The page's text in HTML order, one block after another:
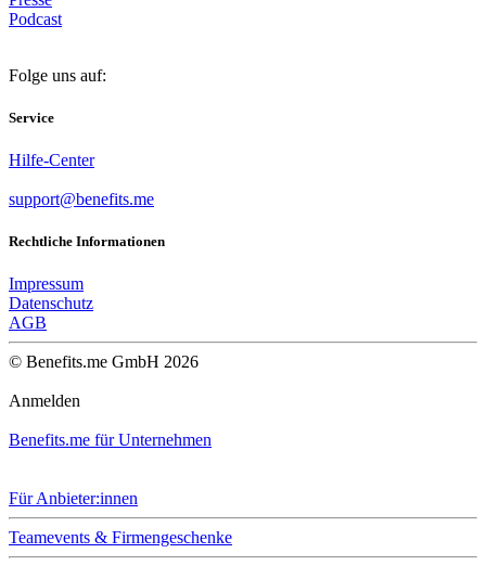
Podcast
Folge uns auf:
Service
Hilfe-Center
support@benefits.me
Rechtliche Informationen
Impressum
Datenschutz
AGB
© Benefits.me GmbH 2026
Anmelden
Benefits.me für Unternehmen
Für Anbieter:innen
Teamevents & Firmengeschenke